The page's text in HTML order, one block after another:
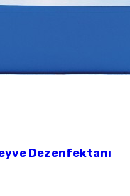
Dezenfektanı